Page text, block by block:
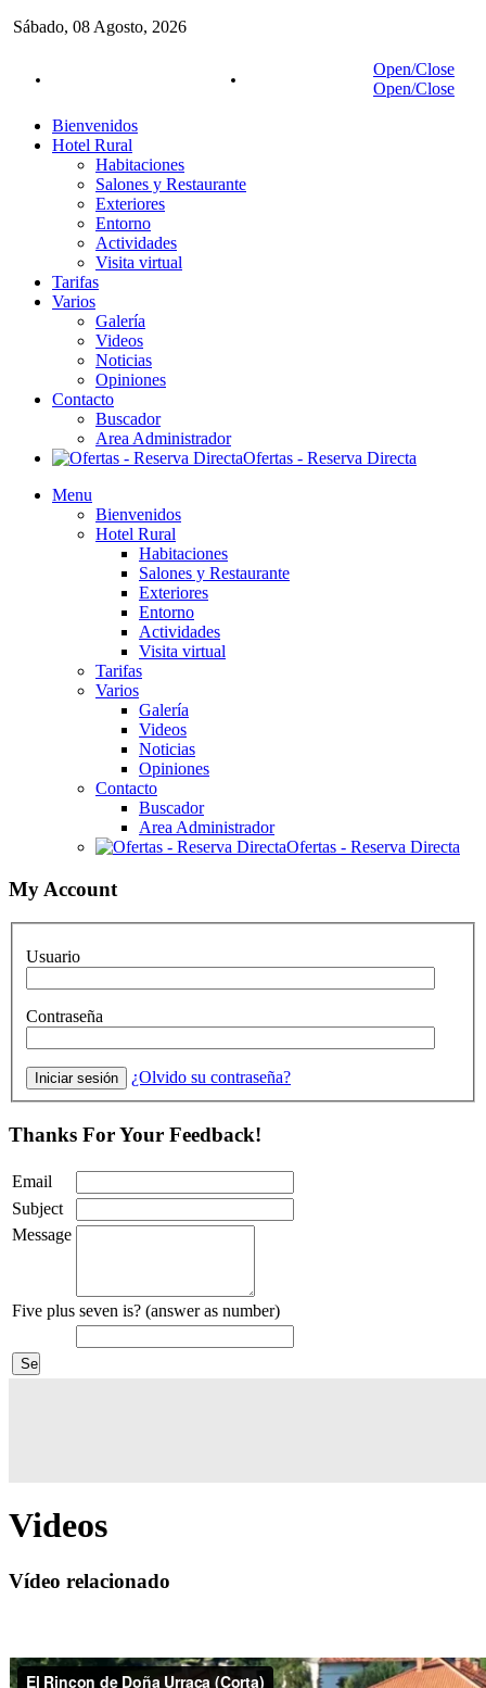
Sábado, 08 Agosto, 2026
Open/Close
Open/Close
Bienvenidos
Hotel Rural
Habitaciones
Salones y Restaurante
Exteriores
Entorno
Actividades
Visita virtual
Tarifas
Varios
Galería
Videos
Noticias
Opiniones
Contacto
Buscador
Area Administrador
Ofertas - Reserva Directa
Menu
Bienvenidos
Hotel Rural
Habitaciones
Salones y Restaurante
Exteriores
Entorno
Actividades
Visita virtual
Tarifas
Varios
Galería
Videos
Noticias
Opiniones
Contacto
Buscador
Area Administrador
Ofertas - Reserva Directa
My Account
Usuario
Contraseña
¿Olvido su contraseña?
Thanks For Your Feedback!
Email
Subject
Message
Five plus seven is? (answer as number)
Videos
Vídeo relacionado